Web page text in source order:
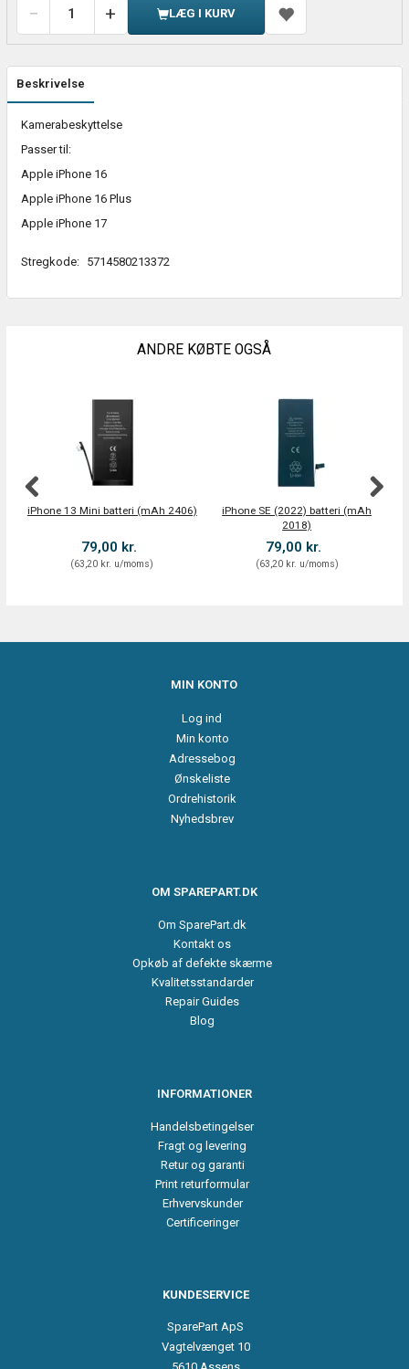
LÆG I KURV
Beskrivelse
Kamerabeskyttelse
Passer til:
Apple iPhone 16
Apple iPhone 16 Plus
Apple iPhone 17
Stregkode: 5714580213372
ANDRE KØBTE OGSÅ
iPhone 13 Mini batteri (mAh 2406)
79,00 kr.
(63,20 kr. u/moms)
iPhone SE (2022) batteri (mAh
2018)
79,00 kr.
(63,20 kr. u/moms)
MIN KONTO
Log ind
Min konto
Adressebog
Ønskeliste
Ordrehistorik
Nyhedsbrev
OM SPAREPART.DK
Om SparePart.dk
Kontakt os
Opkøb af defekte skærme
Kvalitetsstandarder
Repair Guides
Blog
INFORMATIONER
Handelsbetingelser
Fragt og levering
Retur og garanti
Print returformular
Erhvervskunder
Certificeringer
KUNDESERVICE
SparePart ApS
Vagtelvænget 10